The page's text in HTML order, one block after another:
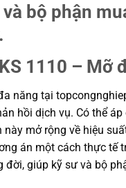
bộ phận
1110 –
năng tại
hồi dịch vụ. Có thể
mở rộng về hiệu
án một cách thực tế
đời, giúp kỹ sư và bộ